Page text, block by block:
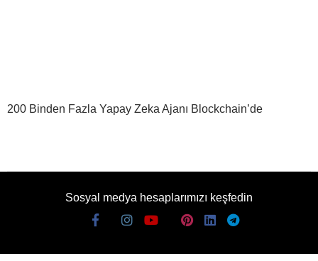
200 Binden Fazla Yapay Zeka Ajanı Blockchain’de
Sosyal medya hesaplarımızı keşfedin